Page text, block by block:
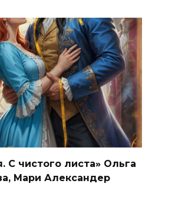
С чистого листа» Ольга
Мари Александер